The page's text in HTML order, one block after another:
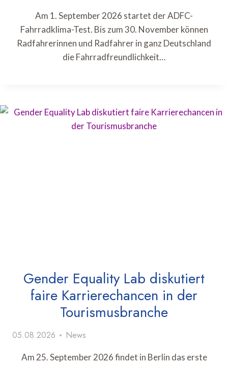
Am 1. September 2026 startet der ADFC-
Fahrradklima-Test. Bis zum 30. November können
Radfahrerinnen und Radfahrer in ganz Deutschland
die Fahrradfreundlichkeit…
Gender Equality Lab diskutiert
faire Karrierechancen in der
Tourismusbranche
05.08.2026 News
Am 25. September 2026 findet in Berlin das erste